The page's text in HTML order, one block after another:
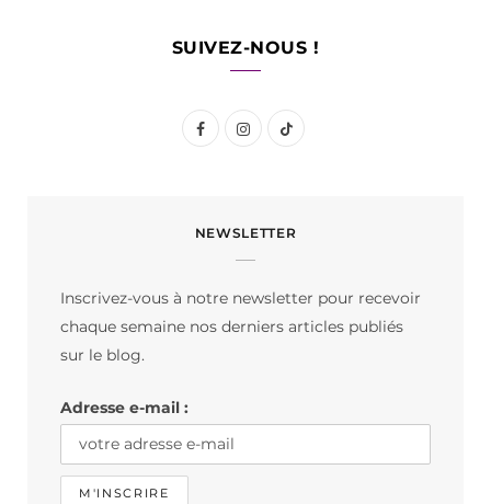
SUIVEZ-NOUS !
F
e
I
t
m
T
T
NEWSLETTER
Inscrivez-vous à notre newsletter pour recevoir
chaque semaine nos derniers articles publiés
sur le blog.
Adresse e-mail :